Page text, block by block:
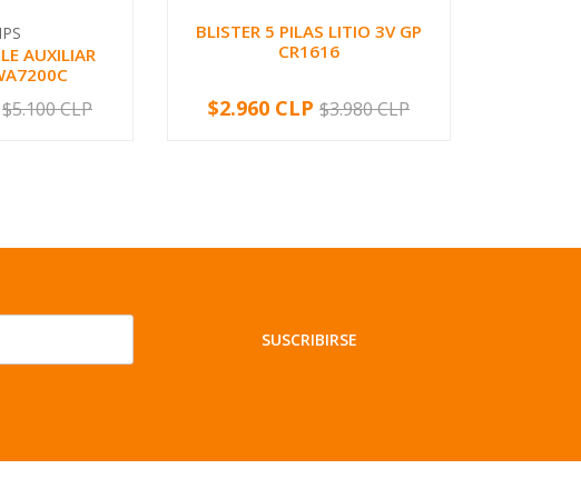
AUXILIAR
+
$5.100 CLP
BLISTER 5 PILAS LITIO 3V GP
CR1616
+
$2.960 CLP $3.980 CLP
SUSCRIBIRSE